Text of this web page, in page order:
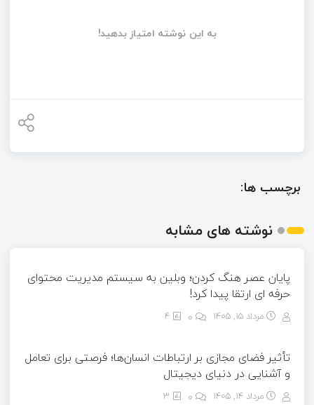
به این نوشته امتیاز بدهید!
برچسب ها:
نوشته های مشابه
پایان عصر هنگ کردن؛ وبلین به سیستم مدیریت محتوای
حرفه ای ارتقا پیدا کرد!
مرداد ۱۵, ۱۴۰۵ 4
تأثیر فضای مجازی بر ارتباطات انسان‌ها؛ فرصتی برای تعامل
و آشنایی در دنیای دیجیتال
مرداد ۱۴, ۱۴۰۵ 3